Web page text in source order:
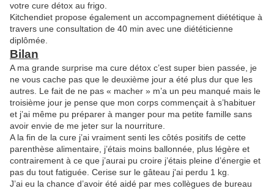
votre cure détox au frigo.
Kitchendiet propose également un accompagnement diététique à
travers une consultation de 40 min avec une diététicienne
diplômée.
Bilan
A ma grande surprise ma cure détox c’est super bien passée, je
ne vous cache pas que le deuxième jour a été plus dur que les
autres. Le fait de ne pas « macher » m’a un peu manqué mais le
troisième jour je pense que mon corps commençait à s’habituer
et j’ai même pu préparer à manger pour ma petite famille sans
avoir envie de me jeter sur la nourriture.
A la fin de la cure j’ai vraiment senti les côtés positifs de cette
parenthèse alimentaire, j’étais moins ballonnée, plus légère et
contrairement à ce que j’aurai pu croire j’étais pleine d’énergie et
pas du tout fatiguée. Cerise sur le gâteau j'ai perdu 1 kg.
J’ai eu la chance d’avoir été aidé par mes collègues de bureau